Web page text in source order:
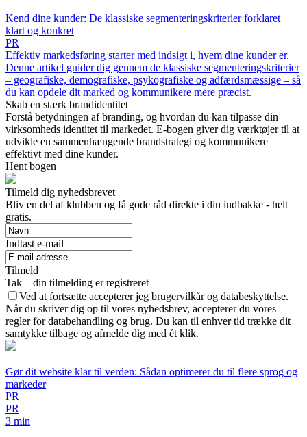
Kend dine kunder: De klassiske segmenteringskriterier forklaret
klart og konkret
PR
Effektiv markedsføring starter med indsigt i, hvem dine kunder er.
Denne artikel guider dig gennem de klassiske segmenteringskriterier
– geografiske, demografiske, psykografiske og adfærdsmæssige – så
du kan opdele dit marked og kommunikere mere præcist.
Skab en stærk brandidentitet
Forstå betydningen af branding, og hvordan du kan tilpasse din
virksomheds identitet til markedet. E-bogen giver dig værktøjer til at
udvikle en sammenhængende brandstrategi og kommunikere
effektivt med dine kunder.
Hent bogen
Tilmeld dig nyhedsbrevet
Bliv en del af klubben og få gode råd direkte i din indbakke - helt
gratis.
Indtast e-mail
Tilmeld
Tak – din tilmelding er registreret
Ved at fortsætte accepterer jeg brugervilkår og databeskyttelse.
Når du skriver dig op til vores nyhedsbrev, accepterer du vores
regler for databehandling og brug. Du kan til enhver tid trække dit
samtykke tilbage og afmelde dig med ét klik.
Gør dit website klar til verden: Sådan optimerer du til flere sprog og
markeder
PR
PR
3 min